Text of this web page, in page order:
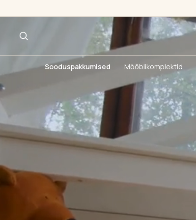
Sooduspakkumised Mööblikomplektid